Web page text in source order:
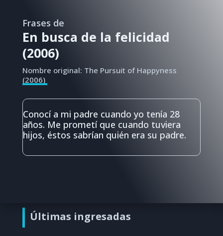
Frases de
En busca de la felicidad
(2006)
Nombre original: The Pursuit of Happyness
(2006)
Conocí a mi padre cuando yo tenía 28
años. Me prometí que cuando tuviera
hijos, éstos sabrían quién era su padre.
Últimas ingresadas